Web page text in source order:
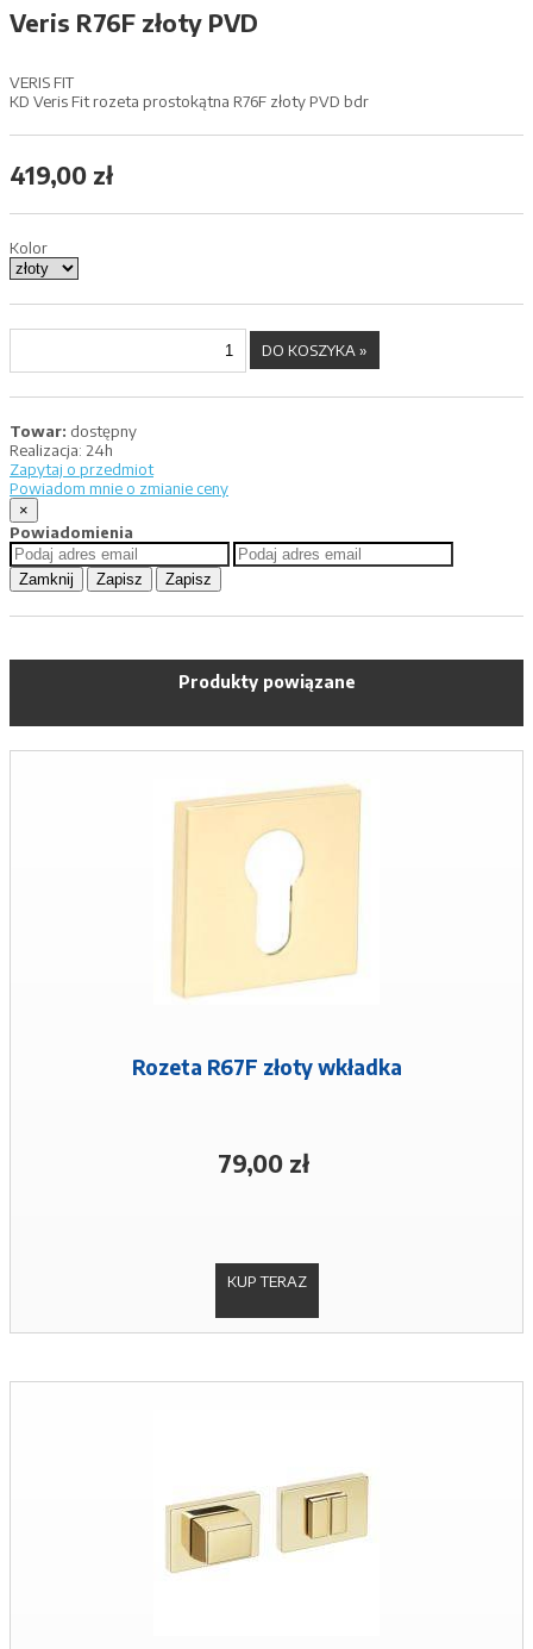
Veris R76F złoty PVD
VERIS FIT
KD Veris Fit rozeta prostokątna R76F złoty PVD bdr
419,00 zł
Kolor
Towar: dostępny
Realizacja: 24h
Zapytaj o przedmiot
Powiadom mnie o zmianie ceny
×
Powiadomienia
Zamknij Zapisz Zapisz
Produkty powiązane
Rozeta R67F złoty wkładka
79,00 zł
KUP TERAZ